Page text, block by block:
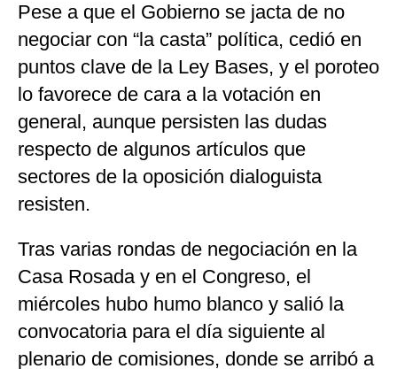
Pese a que el Gobierno se jacta de no
negociar con “la casta” política, cedió en
puntos clave de la Ley Bases, y el poroteo
lo favorece de cara a la votación en
general, aunque persisten las dudas
respecto de algunos artículos que
sectores de la oposición dialoguista
resisten.
Tras varias rondas de negociación en la
Casa Rosada y en el Congreso, el
miércoles hubo humo blanco y salió la
convocatoria para el día siguiente al
plenario de comisiones, donde se arribó a